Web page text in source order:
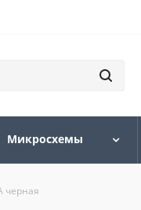
Микросхемы
черная